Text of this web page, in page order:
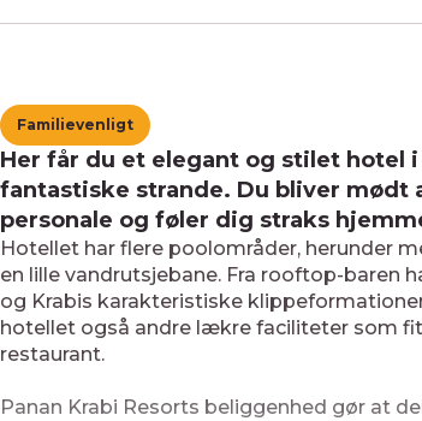
Familievenligt
Her får du et elegant og stilet hotel
fantastiske strande. Du bliver
personale og føler dig straks
Hotellet har flere poolområder, herunder
en lille vandrutsjebane. Fra rooftop-baren
og Krabis karakteristiske
hotellet også andre lækre faciliteter som
restaurant.
Panan Krabi Resorts beliggenhed gør at